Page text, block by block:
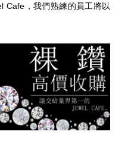
Cafe，我們熟練的員工將以